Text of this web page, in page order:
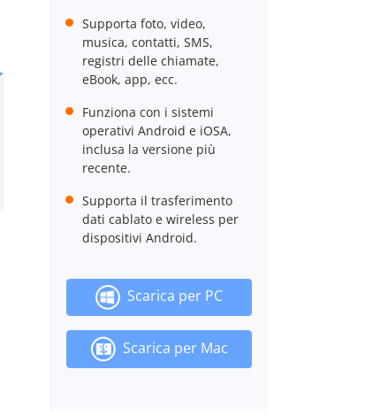
Supporta foto, video,
musica, contatti, SMS,
registri delle chiamate,
eBook, app, ecc.
Funziona con i sistemi
operativi Android e iOSA,
inclusa la versione più
recente.
Supporta il trasferimento
dati cablato e wireless per
dispositivi Android.
Scarica per PC
Scarica per Mac